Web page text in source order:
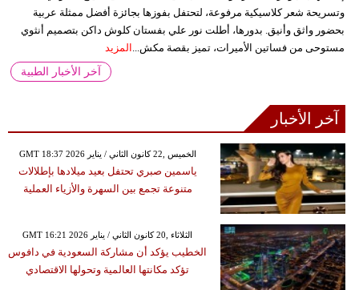
وتسريحة شعر كلاسيكية مرفوعة، لتحتفل بفوزها بجائزة أفضل ممثلة عربية
بحضور واثق وأنيق. بدورها، أطلت نور علي بفستان كلوش داكن بتصميم أنثوي
مستوحى من فساتين الأميرات، تميز بقصة مكش... المزيد
آخر الأخبار الطبية
آخر الأخبار
GMT 18:37 2026 الخميس ,22 كانون الثاني / يناير
ياسمين صبري تحتفل بعيد ميلادها بإطلالات
متنوعة تجمع بين السهرة والأزياء العملية
GMT 16:21 2026 الثلاثاء ,20 كانون الثاني / يناير
الخطيب يؤكد أن مشاركة السعودية في دافوس
تؤكد مكانتها العالمية وتحولها الاقتصادي